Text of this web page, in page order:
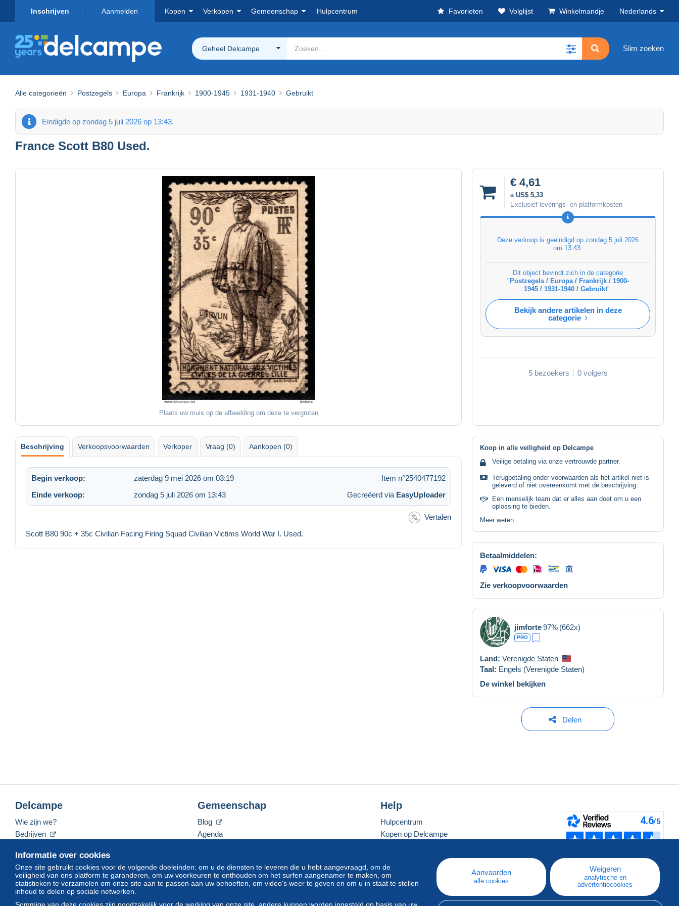
Inschrijven Aanmelden Kopen Verkopen Gemeenschap Hulpcentrum Favorieten Volglijst Winkelmandje Nederlands
Geheel Delcampe Slim zoeken
Alle categorieën Postzegels Europa Frankrijk 1900-1945 1931-1940 Gebruikt
Eindigde op zondag 5 juli 2026 op 13:43.
France Scott B80 Used.
Plaats uw muis op de afbeelding om deze te vergroten
€ 4,61
± US$ 5,33
Exclusief leverings- en platformkosten
Deze verkoop is geëindigd op zondag 5 juli 2026
om 13:43
Dit object bevindt zich in de categorie
" Postzegels / Europa / Frankrijk / 1900-
1945 / 1931-1940 / Gebruikt".
Bekijk andere artikelen in deze
categorie
5 bezoekers 0 volgers
Beschrijving Verkoopsvoorwaarden Verkoper Vraag (0) Aankopen (0)
Begin verkoop: zaterdag 9 mei 2026 om 03:19
Item n°2540477192
Einde verkoop:
zondag 5 juli 2026 om 13:43 Gecreëerd via EasyUploader
Vertalen
Scott B80 90c + 35c Civilian Facing Firing Squad Civilian Victims World War I. Used.
Koop in alle veiligheid op Delcampe
Veilige betaling via onze vertrouwde partner.
Terugbetaling onder voorwaarden als het artikel niet is
geleverd of niet overeenkomt met de beschrijving.
Een menselijk team dat er alles aan doet om u een
oplossing te bieden.
Meer weten
Betaalmiddelen:
Zie verkoopvoorwaarden
jimforte97% (662x)
PRO
Land: Verenigde Staten
Taal: Engels (Verenigde Staten)
De winkel bekijken
Delen
Informatie over cookies
Onze site gebruikt cookies voor de volgende doeleinden: om u de diensten te leveren die u hebt aangevraagd, om de
veiligheid van ons platform te garanderen, om uw voorkeuren te onthouden om het surfen aangenamer te maken, om
statistieken te verzamelen om onze site aan te passen aan uw behoeften, om video's weer te geven en om u in staat te stellen
inhoud te delen op sociale netwerken.
Aanvaarden
alle cookies
Weigeren
analytische en
advertentiecookies
Delcampe
Wie zijn we?
Bedrijven
Neem contact met ons op
Gemeenschap
Blog
Agenda
Help
Hulpcentrum
Kopen op Delcampe
Een beveiligde website